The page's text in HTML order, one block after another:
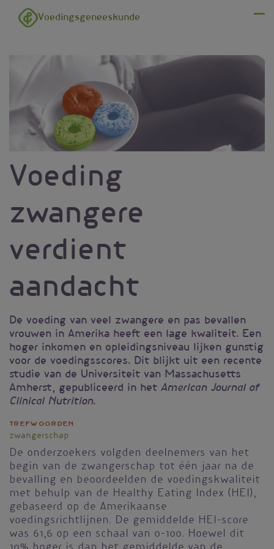
Overslaan en naar de inhoud gaan
Voedingsgeneeskunde
Voeding
zwangere
verdient
aandacht
De voeding van veel zwangere en pas bevallen
vrouwen in Amerika heeft een lage kwaliteit. Een
hoger inkomen en opleidingsniveau lijken gunstig
voor de voedingsscores. Dit blijkt uit een recente
studie van de Universiteit van Massachusetts
Amherst, gepubliceerd in het American Journal of
Clinical Nutrition.
Trefwoorden
zwangerschap
De onderzoekers volgden deelnemers van het
begin van de zwangerschap tot één jaar na de
bevalling en beoordeelden de voedingskwaliteit
met behulp van de Healthy Eating Index (HEI),
gebaseerd op de Amerikaanse
voedingsrichtlijnen. De gemiddelde HEI-score
was 61,6 op een schaal van 0-100. Hoewel dit